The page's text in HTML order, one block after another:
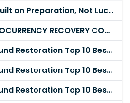
Cybersecurity Is Built on Preparation, Not LuckK
LEGITIMATE CRYPTOCURRENCY RECOVERY COMPANY IN THE WORLD - PYRAMID HACK SOLUTION
Cryptocurrency Fund Restoration Top 10 Best & Unrivaled Certified Cryptocurrency Recovery Agency
Cryptocurrency Fund Restoration Top 10 Best & Unrivaled Certified Cryptocurrency Recovery Expert
Cryptocurrency Fund Restoration Top 10 Best & Unrivaled Certified Cryptocurrency Recovery Service